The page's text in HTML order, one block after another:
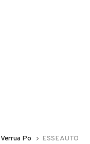
Verrua Po ESSEAUTO